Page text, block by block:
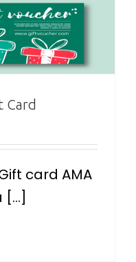
Card
card AMA